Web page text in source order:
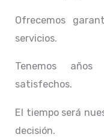
Ofrecemos
servicios.
Tenemos
satisfechos.
El tiempo será
decisión.